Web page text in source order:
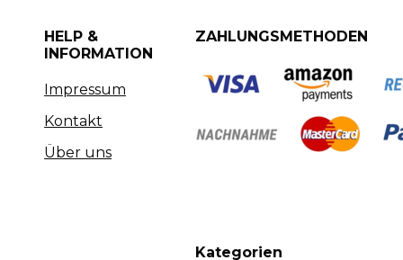
HELP &
INFORMATION
Impressum
Kontakt
Über uns
ZAHLUNGSMETHODEN
Kategorien